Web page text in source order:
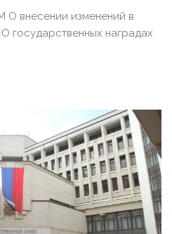
внесении изменений в
государственных наградах